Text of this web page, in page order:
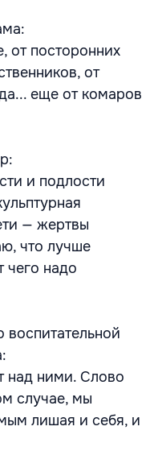
от посторонних
от
еще от комаров
и подлости
— жертвы
что лучше
чего надо
над ними. Слово
случае, мы
лишая и себя, и